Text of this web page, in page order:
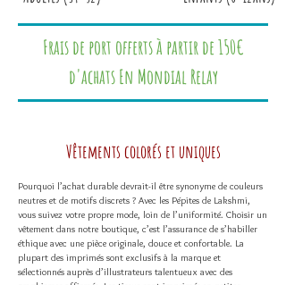
Frais de port offerts à partir de 150€
d'achats En Mondial Relay
Vêtements colorés et uniques
Pourquoi l’achat durable devrait-il être synonyme de couleurs
neutres et de motifs discrets ? Avec les Pépites de Lakshmi,
vous suivez votre propre mode, loin de l’uniformité. Choisir un
vêtement dans notre boutique, c’est l’assurance de s’habiller
éthique avec une pièce originale, douce et confortable. La
plupart des imprimés sont exclusifs à la marque et
sélectionnés auprès d’illustrateurs talentueux avec des